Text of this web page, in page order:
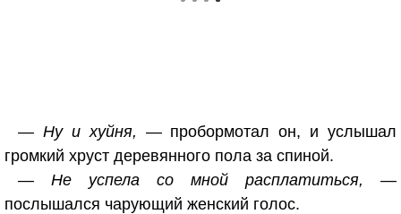
— Ну и хуйня, — пробормотал он, и услышал
громкий хруст деревянного пола за спиной.
— Не успела со мной расплатиться, —
послышался чарующий женский голос.